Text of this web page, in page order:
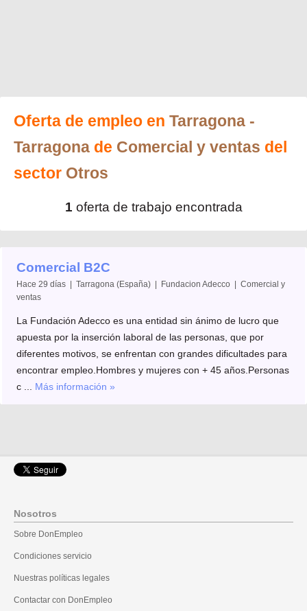
Oferta de empleo en Tarragona -
Tarragona de Comercial y ventas del
sector Otros
1 oferta de trabajo encontrada
Comercial B2C
Hace 29 días | Tarragona (España) | Fundacion Adecco | Comercial y
ventas
La Fundación Adecco es una entidad sin ánimo de lucro que
apuesta por la inserción laboral de las personas, que por
diferentes motivos, se enfrentan con grandes dificultades para
encontrar empleo.Hombres y mujeres con + 45 años.Personas
c ... Más información »
Nosotros
Sobre DonEmpleo
Condiciones servicio
Nuestras políticas legales
Contactar con DonEmpleo